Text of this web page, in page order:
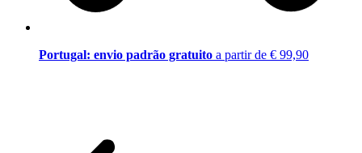
Portugal: envio padrão gratuito a partir de € 99,90